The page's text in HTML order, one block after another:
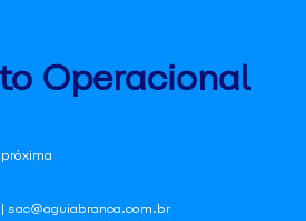
Operacional
sac@aguiabranca.com.br